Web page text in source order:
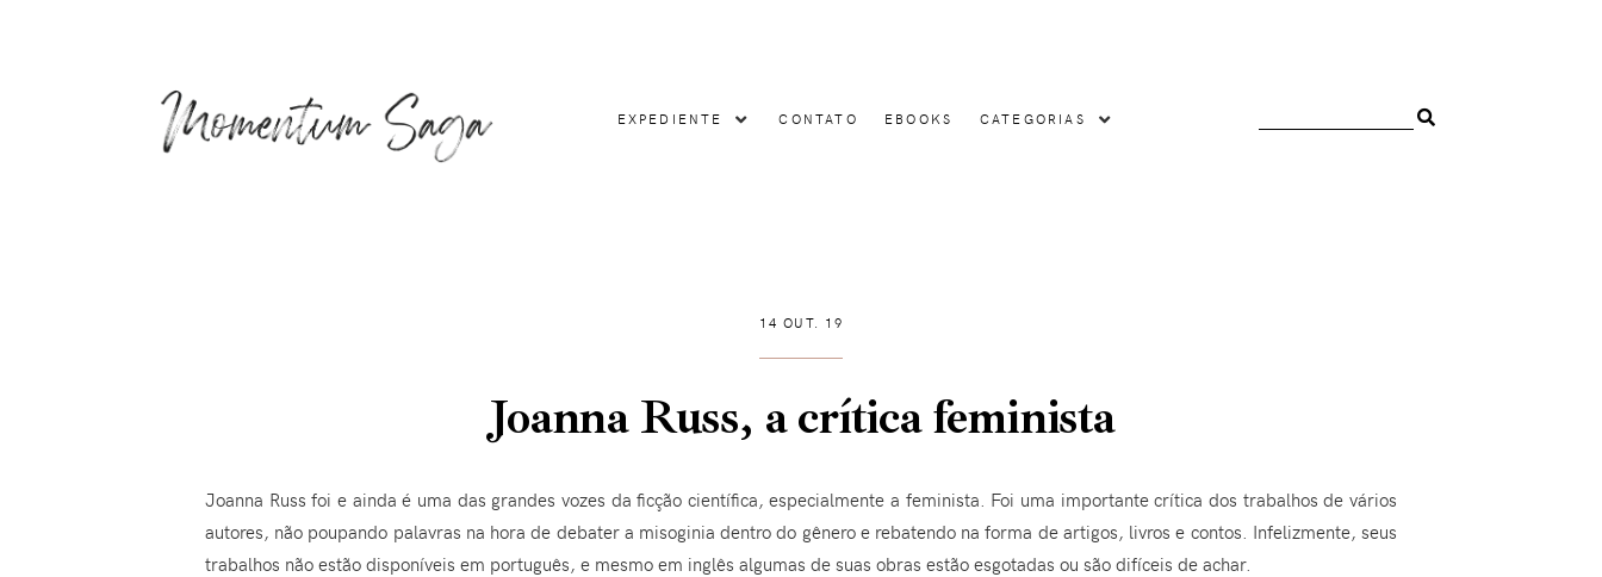
EXPEDIENTE CONTATO EBOOKS CATEGORIAS
14 OUT. 19
Joanna Russ, a crítica feminista
Joanna Russ foi e ainda é uma das grandes vozes da ficção científica, especialmente a feminista. Foi uma importante crítica dos trabalhos de vários
autores, não poupando palavras na hora de debater a misoginia dentro do gênero e rebatendo na forma de artigos, livros e contos. Infelizmente, seus
trabalhos não estão disponíveis em português, e mesmo em inglês algumas de suas obras estão esgotadas ou são difíceis de achar.